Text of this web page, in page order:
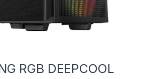
RGB DEEPCOOL